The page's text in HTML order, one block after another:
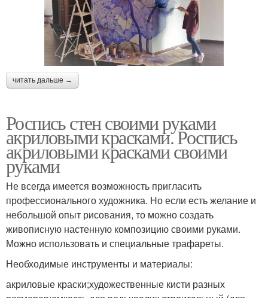
читать дальше →
Роспись стен своими руками
акриловыми красками. Роспись
акриловыми красками своими
руками
Не всегда имеется возможность пригласить
профессионального художника. Но если есть желание и
небольшой опыт рисования, то можно создать
живописную настенную композицию своими руками.
Можно использовать и специальные трафареты.
Необходимые инструменты и материалы:
акриловые краски;художественные кисти разных